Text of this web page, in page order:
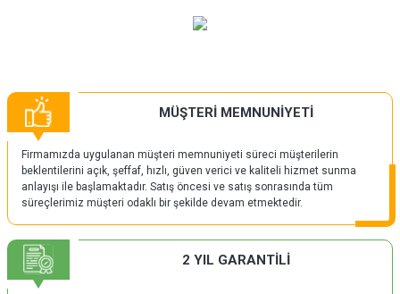
MÜŞTERİ MEMNUNİYETİ
Firmamızda uygulanan müşteri memnuniyeti süreci müşterilerin
beklentilerini açık, şeffaf, hızlı, güven verici ve kaliteli hizmet sunma
anlayışı ile başlamaktadır. Satış öncesi ve satış sonrasında tüm
süreçlerimiz müşteri odaklı bir şekilde devam etmektedir.
2 YIL GARANTİLİ